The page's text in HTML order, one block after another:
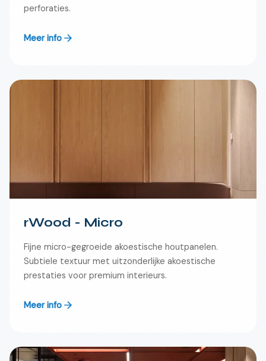
perforaties.
Meer info
rWood - Micro
Fijne micro-gegroeide akoestische houtpanelen.
Subtiele textuur met uitzonderlijke akoestische
prestaties voor premium interieurs.
Meer info